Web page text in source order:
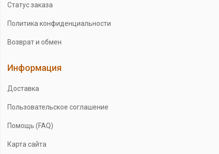
Статус заказа
Политика конфиденциальности
Возврат и обмен
Информация
Доставка
Пользовательское соглашение
Помощь (FAQ)
Карта сайта